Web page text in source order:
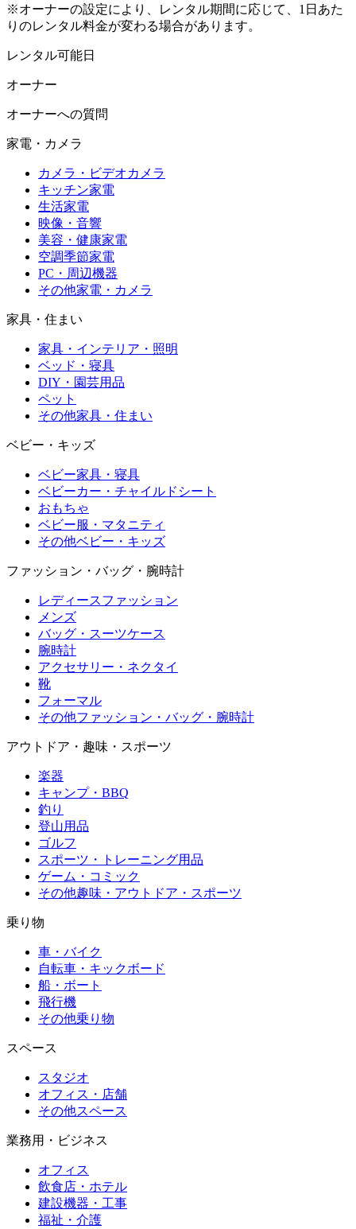
※オーナーの設定により、レンタル期間に応じて、1日あた
りのレンタル料金が変わる場合があります。
レンタル可能日
オーナー
オーナーへの質問
家電・カメラ
カメラ・ビデオカメラ
キッチン家電
生活家電
映像・音響
美容・健康家電
空調季節家電
PC・周辺機器
その他家電・カメラ
家具・住まい
家具・インテリア・照明
ベッド・寝具
DIY・園芸用品
ペット
その他家具・住まい
ベビー・キッズ
ベビー家具・寝具
ベビーカー・チャイルドシート
おもちゃ
ベビー服・マタニティ
その他ベビー・キッズ
ファッション・バッグ・腕時計
レディースファッション
メンズ
バッグ・スーツケース
腕時計
アクセサリー・ネクタイ
靴
フォーマル
その他ファッション・バッグ・腕時計
アウトドア・趣味・スポーツ
楽器
キャンプ・BBQ
釣り
登山用品
ゴルフ
スポーツ・トレーニング用品
ゲーム・コミック
その他趣味・アウトドア・スポーツ
乗り物
車・バイク
自転車・キックボード
船・ボート
飛行機
その他乗り物
スペース
スタジオ
オフィス・店舗
その他スペース
業務用・ビジネス
オフィス
飲食店・ホテル
建設機器・工事
福祉・介護